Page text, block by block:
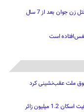
جوان بعد از 7 سال
است
ملت عقب‌نشینی کرد
میلیون زائر